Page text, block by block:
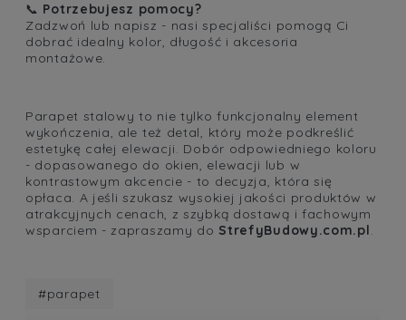
📞 Potrzebujesz pomocy?
Zadzwoń lub napisz - nasi specjaliści pomogą Ci
dobrać idealny kolor, długość i akcesoria
montażowe.
Parapet stalowy to nie tylko funkcjonalny element
wykończenia, ale też detal, który może podkreślić
estetykę całej elewacji. Dobór odpowiedniego koloru
- dopasowanego do okien, elewacji lub w
kontrastowym akcencie - to decyzja, która się
opłaca. A jeśli szukasz wysokiej jakości produktów w
atrakcyjnych cenach, z szybką dostawą i fachowym
wsparciem - zapraszamy do StrefyBudowy.com.pl.
#parapet